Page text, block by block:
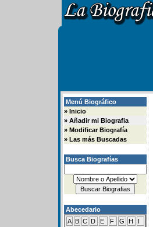
Menú Biográfico
» Inicio
» Añadir mi Biografia
» Modificar Biografía
» Las más Buscadas
Busca Biografías
Abecedario
A B C D E F G H
I